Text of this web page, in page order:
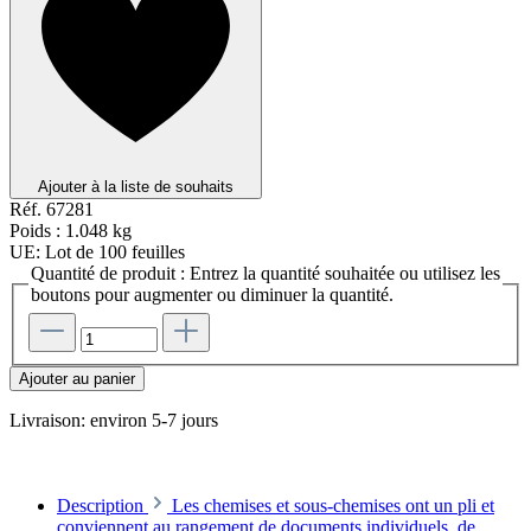
Ajouter à la liste de souhaits
Réf. 67281
Poids : 1.048 kg
UE: Lot de 100 feuilles
Quantité de produit : Entrez la quantité souhaitée ou utilisez les
boutons pour augmenter ou diminuer la quantité.
Ajouter au panier
Livraison: environ 5-7 jours
Description
Les chemises et sous-chemises ont un pli et
conviennent au rangement de documents individuels, de